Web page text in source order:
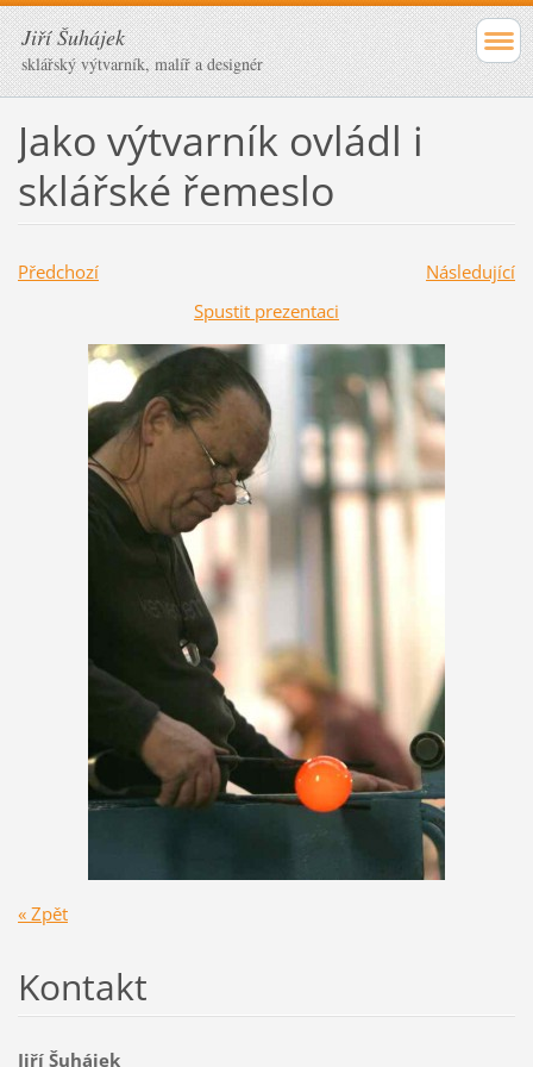
Jiří Šuhájek
sklářský výtvarník, malíř a designér
Jako výtvarník ovládl i
sklářské řemeslo
Předchozí
Následující
Spustit prezentaci
« Zpět
Kontakt
Jiří Šuhájek